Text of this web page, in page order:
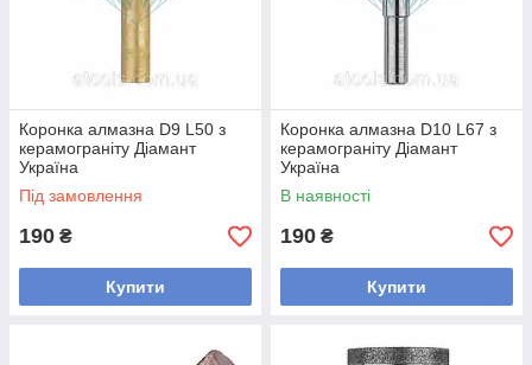
Коронка алмазна D9 L50 з
керамограніту Діамант
Україна
Під замовлення
190 ₴
Купити
Коронка алмазна D10 L67 з
керамограніту Діамант
Україна
В наявності
190 ₴
Купити